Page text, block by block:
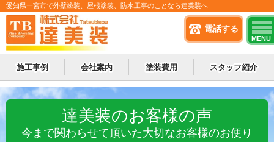
電話する
MENU
愛知県一宮市で外壁塗装、屋根塗装、防水工事のことなら達美装へ
施工事例 会社案内 塗装費用 スタッフ紹介
達美装のお客様の声
今まで関わらせて頂いた大切なお客様のお便り